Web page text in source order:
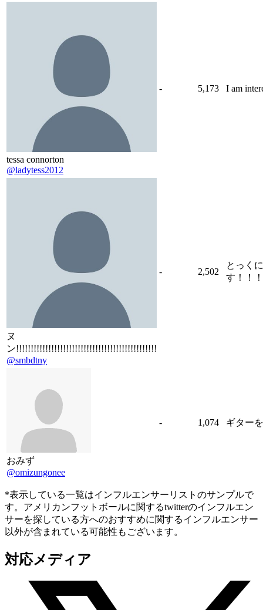
tessa connorton
@ladytess2012
- 5,173 I am
ヌ
ン!!!!!!!!!!!!!!!!!!!!!!!!!!!!!!!!!!!!!!!!!!!!!!!!
@smbdtny
- 2,502
とっく
す！！
おみず
@omizungonee
- 1,074 ギター
*表示している一覧はインフルエンサーリストのサンプルで
す。アメリカンフットボールに関するtwitterのインフルエン
サーを探している方へのおすすめに関するインフルエンサー
以外が含まれている可能性もございます。
対応メディア